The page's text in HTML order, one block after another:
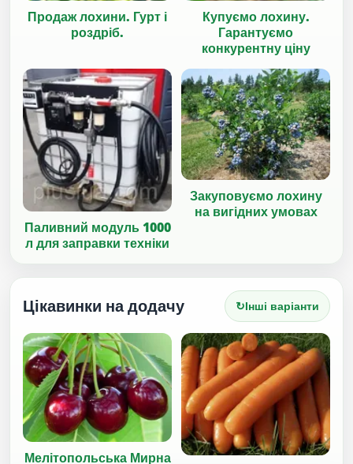
Продаж лохини. Гурт і
роздріб.
Купуємо лохину.
Гарантуємо
конкурентну ціну
Паливний модуль 1000
л для заправки техніки
Закуповуємо лохину
на вигідних умовах
Цікавинки на додачу ↻Інші варіанти
Мелітопольська Мирна